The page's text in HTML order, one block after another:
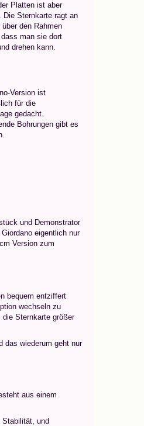
Platten ist aber
Die Sternkarte ragt an
den Rahmen
man sie dort
drehen kann.
Version ist
für die
gedacht.
Bohrungen gibt es
und Demonstrator
eigentlich nur
Version zum
bequem entziffert
wechseln zu
Sternkarte größer
das wiederum geht nur
aus einem
Stabilität, und